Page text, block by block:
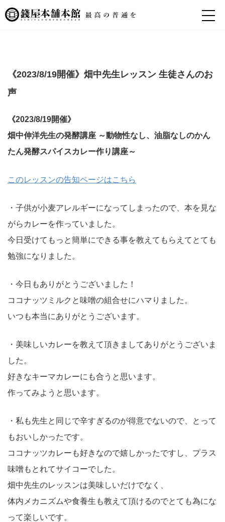
《2023/8/19開催》畑中先生レッスン 生徒さんのお
声
《2023/8/19開催》
畑中伸洋先生の発酵講座 ～動物性なし、油脂なしのかん
たん発酵スパイスカレー作り講座～
このレッスンの告知ページはこちら
・子供が小麦アレルギーになってしまったので、本を見な
がらカレーを作っていました。
今日受けてもっと簡単にできる事を教えてもらえてとても
勉強になりました。
・今日もありがとうございました！
ココナッツミルクと味噌の組合せにハマりました。
いつも本当にありがとうございます。
・美味しいカレーを教えて頂きましてありがとうございま
した。
好きなキーマカレーにも合うと思います。
作ってみようと思います。
・私も先生と同じで辛すぎるのが得意でないので、とって
もおいしかったです。
ココナッツカレーも好きなので嬉しかったですし、プラス
味噌もとれてサイコーでした。
畑中先生のレッスンは美味しいだけでなく、
体内メカニズムや食養生も教えて頂けるのでとても為にな
って楽しいです。